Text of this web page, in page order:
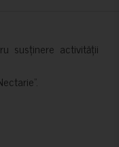
susținere activității